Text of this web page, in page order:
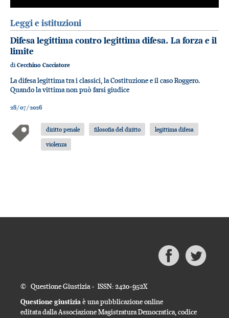
Leggi e istituzioni
Difesa legittima contro legittima difesa. La forza e il
limite
di Cecchino Cacciatore
La difesa legittima tra i classici, la Costituzione e il caso Roggero.
Quando la vittima non può farsi giudice
28/07/2026
diritto penale filosofia del diritto
legittima difesa
violenza
© Questione Giustizia - ISSN: 2420-952X
Questione giustiziaè una pubblicazione online
editata dalla Associazione Magistratura Democratica, codice